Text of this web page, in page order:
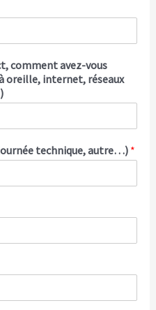
comment avez-vous
oreille, internet, réseaux
technique, autre…)*